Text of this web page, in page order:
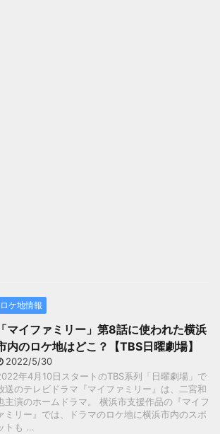
ロケ地情報
「マイファミリー」第8話に使われた横浜
内のロケ地はどこ？【TBS日曜劇場】
2022/5/30
年4月10日スタートのTBS系列「日曜劇場」で
送のテレビドラマ『マイファミリー』は、二宮和
主演のホームドラマ。 横浜市支援作品の『マイフ
ミリー』では、ドラマのロケ地に横浜市内のスポ
トも ...